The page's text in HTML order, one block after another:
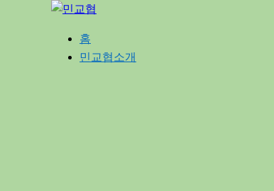
홈
민교협소개